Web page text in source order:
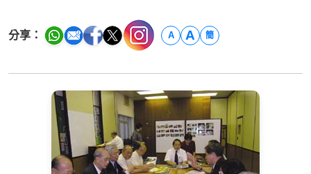
分享： A A 簡